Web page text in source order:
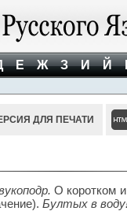
Е Ж З И Й
ДЛЯ ПЕЧАТИ
О коротком
Бултых в